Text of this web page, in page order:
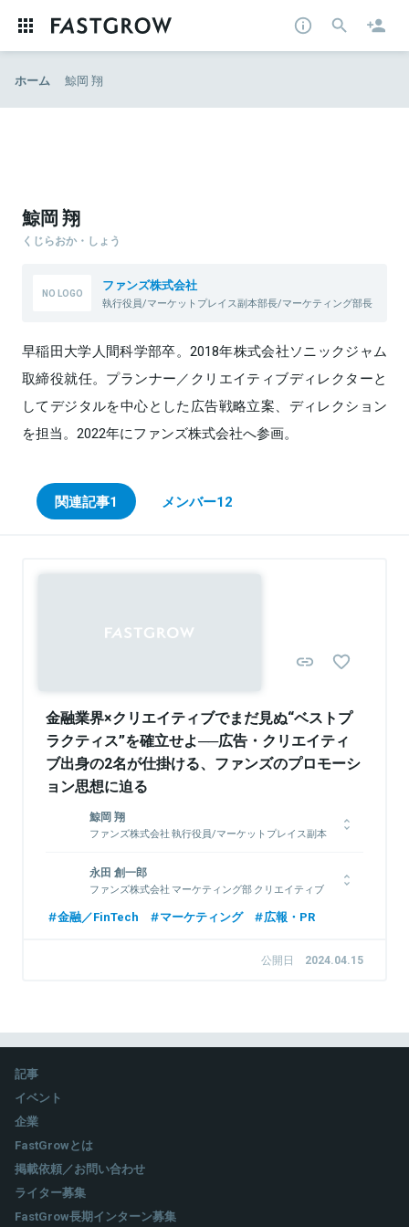
ホーム 鯨岡 翔
鯨岡 翔
くじらおか・しょう
ファンズ株式会社
執行役員/マーケットプレイス副本部長/マーケティング部長
早稲田大学人間科学部卒。2018年株式会社ソニックジャム
取締役就任。プランナー／クリエイティブディレクターと
してデジタルを中心とした広告戦略立案、ディレクション
を担当。2022年にファンズ株式会社へ参画。
関連記事1 メンバー12
金融業界×クリエイティブでまだ見ぬ“ベストプ
ラクティス”を確立せよ──広告・クリエイティ
ブ出身の2名が仕掛ける、ファンズのプロモーシ
ョン思想に迫る
鯨岡 翔
ファンズ株式会社 執行役員/マーケットプレイス副本
早稲田大学人間科学部卒。2018年株式会社ソニックジャム取締
役就任。プランナー／クリエイティブディレクターとしてデジタ
ルを中心とした広告戦略立案、ディレクションを担当。2022年
にファンズ株式会社へ参画。
永田 創一郎
ファンズ株式会社 マーケティング部 クリエイティブ
早稲田大学社会科学部卒。大学卒業後、株式会社博報堂プロダク
コミュニケーションを中心としたクリエイティブディレクション
金融／FinTech マーケティング 広報・PR
公開日 2024.04.15
記事
イベント
企業
FastGrowとは
掲載依頼／お問い合わせ
ライター募集
FastGrow長期インターン募集